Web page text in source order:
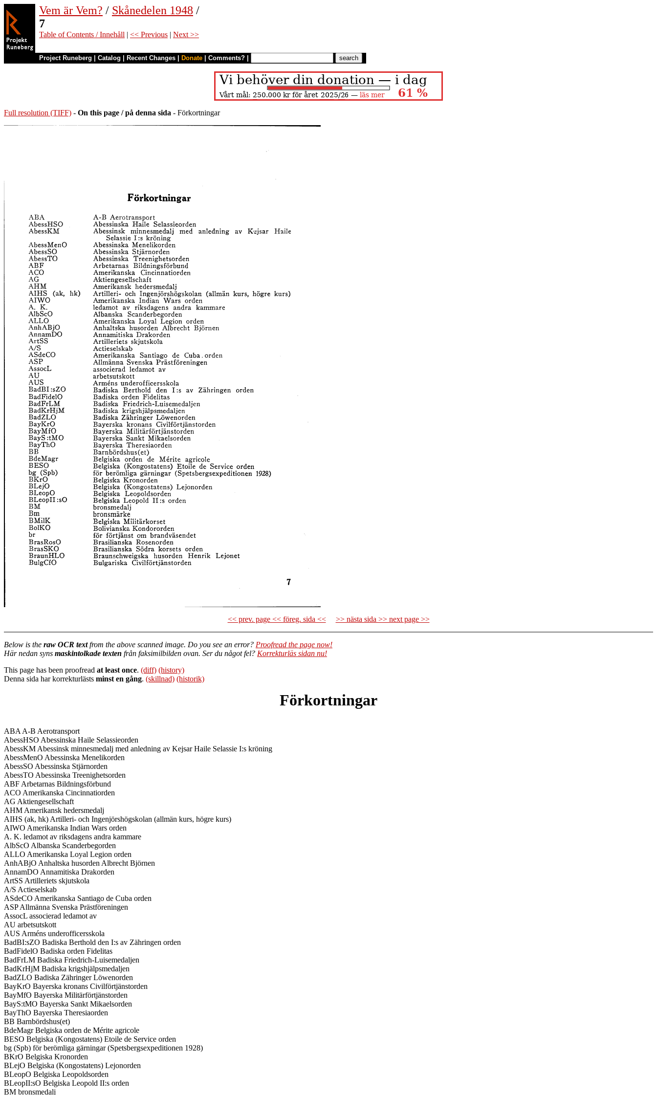
Vem är Vem? / Skånedelen 1948 /
7
Table of Contents / Innehåll | << Previous | Next >>
Project Runeberg Catalog Recent Changes Donate Comments?
Full resolution (TIFF) - On this page / på denna sida - Förkortningar
<< prev. page << föreg. sida << >> nästa sida >> next page >>
Below is the raw OCR textfrom the above scanned image. Do you see an error? Proofread the page now!
Här nedan syns maskintolkade texten från faksimilbilden ovan. Ser du något fel? Korrekturläs sidan nu!
This page has been proofread at least once. (diff) (history)
Denna sida har korrekturlästs minst en gång. (skillnad) (historik)
Förkortningar
ABA A-B Aerotransport
AbessHSO Abessinska Haile Selassieorden
AbessKM Abessinsk minnesmedalj med anledning av Kejsar Haile Selassie I:s kröning
AbessMenO Abessinska Menelikorden
AbessSO Abessinska Stjärnorden
AbessTO Abessinska Treenighetsorden
ABF Arbetarnas Bildningsförbund
ACO Amerikanska Cincinnatiorden
AG Aktiengesellschaft
AHM Amerikansk hedersmedalj
AIHS (ak, hk) Artilleri- och Ingenjörshögskolan (allmän kurs, högre kurs)
AIWO Amerikanska Indian Wars orden
A. K. ledamot av riksdagens andra kammare
AlbScO Albanska Scanderbegorden
ALLO Amerikanska Loyal Legion orden
AnhABjO Anhaltska husorden Albrecht Björnen
AnnamDO Annamitiska Drakorden
ArtSS Artilleriets skjutskola
A/S Actieselskab
ASdeCO Amerikanska Santiago de Cuba orden
ASP Allmänna Svenska Prästföreningen
AssocL associerad ledamot av
AU arbetsutskott
AUS Arméns underofficersskola
BadBI:sZO Badiska Berthold den I:s av Zähringen orden
BadFidelO Badiska orden Fidelitas
BadFrLM Badiska Friedrich-Luisemedaljen
BadKrHjM Badiska krigshjälpsmedaljen
BadZLO Badiska Zähringer Löwenorden
BayKrO Bayerska kronans Civilförtjänstorden
BayMfO Bayerska Militärförtjänstorden
BayS:tMO Bayerska Sankt Mikaelsorden
BayThO Bayerska Theresiaorden
BB Barnbördshus(et)
BdeMagr Belgiska orden de Mérite agricole
BESO Belgiska (Kongostatens) Etoile de Service orden
bg (Spb) för berömliga gärningar (Spetsbergsexpeditionen 1928)
BKrO Belgiska Kronorden
BLejO Belgiska (Kongostatens) Lejonorden
BLeopO Belgiska Leopoldsorden
BLeopII:sO Belgiska Leopold II:s orden
BM bronsmedalj